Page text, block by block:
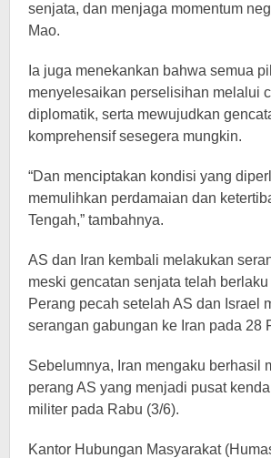
senjata, dan menjaga momentum
Mao.
Ia juga menekankan bahwa semua
menyelesaikan perselisihan melalui
diplomatik, serta mewujudkan
komprehensif sesegera mungkin.
“Dan menciptakan kondisi yang
memulihkan perdamaian dan
Tengah,” tambahnya.
AS dan Iran kembali melakukan
meski gencatan senjata telah
Perang pecah setelah AS dan Israel
serangan gabungan ke Iran pada 28
Sebelumnya, Iran mengaku berhasil
perang AS yang menjadi pusat
militer pada Rabu (3/6).
Kantor Hubungan Masyarakat